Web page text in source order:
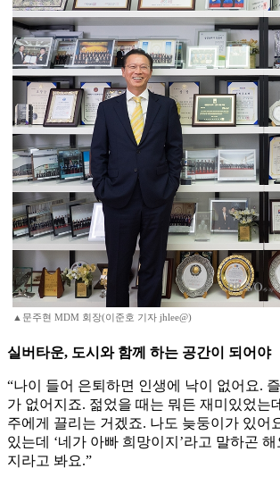
▲문주현 MDM 회장(이준호 기자 jhlee@)
실버타운, 도시와 함께 하는 공간이 되어야
“나이 들어 은퇴하면 인생에 낙이 없어요.
가 없어지죠. 젊었을 때는 뭐든 재미있었는
주에게 끌리는 거겠죠. 나도 늦둥이가 있어
있는데 ‘네가 아빠 희망이지’라고 말하곤
지라고 봐요.”